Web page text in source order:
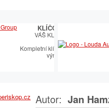
KLÍČOVÉ CENTRUM
VÁŠ KLÍČOVÝ PARTNER
Kompletní klíčařský sortiment
výroby autoklíčů
Autor: Jan